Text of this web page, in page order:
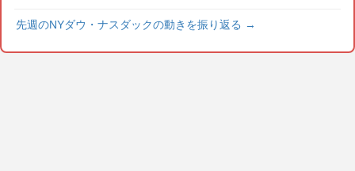
先週のNYダウ・ナスダックの動きを振り返る →